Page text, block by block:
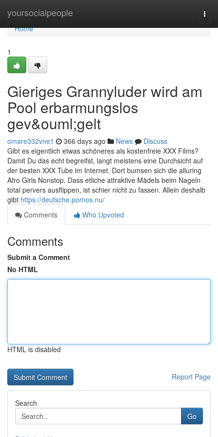
yoursocialpeople
Home
Home
1
Gieriges Grannyluder wird am
Pool erbarmungslos
gev&ouml;gelt
omare332vne1 366 days ago News
Discuss
Gibt es eigentlich etwas schöneres als kostenfreie XXX Films?
Damit Du das echt begreifst, langt meistens eine Durchsicht auf
der besten XXX Tube im Internet. Dort bumsen sich die alluring
Afro Girls Nonstop. Dass etliche attraktive Mädels beim Nageln
total pervers ausflippen, ist schier nicht zu fassen. Allein deshalb
gibt https://deutsche.pornos.nu/
Comments
Who Upvoted
Comments
Submit a Comment
No HTML
HTML is disabled
Report Page
Search
Go